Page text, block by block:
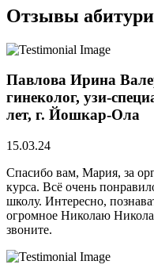
Отзывы
Павлова Ирина
гинеколог, узи-
лет, г. Йошкар-Ола
15.03.24
Спасибо вам, Мария, за
курса. Всё очень
школу. Интересно,
огромное Николаю
звоните.